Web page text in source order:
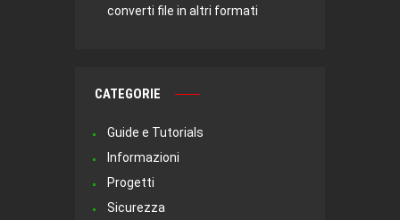
converti file in altri formati
CATEGORIE
Guide e Tutorials
Informazioni
Progetti
Sicurezza